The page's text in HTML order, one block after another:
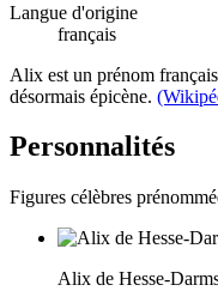
Langue d'origine
français
Alix est un prénom
désormais épicène.
Personnalités
Figures célèbres
Alix de Hesse-